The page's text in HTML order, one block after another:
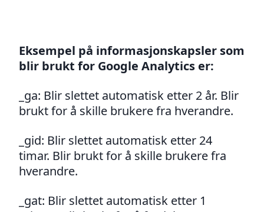
Eksempel på informasjonskapsler som
blir brukt for Google Analytics er:
_ga: Blir slettet automatisk etter 2 år. Blir
brukt for å skille brukere fra hverandre.
_gid: Blir slettet automatisk etter 24
timar. Blir brukt for å skille brukere fra
hverandre.
_gat: Blir slettet automatisk etter 1